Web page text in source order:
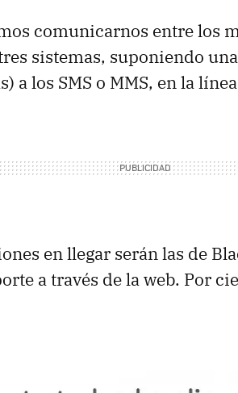
comunicarnos entre los
sistemas, suponiendo
a los SMS o MMS, en la
en llegar serán las de
a través de la web. Por